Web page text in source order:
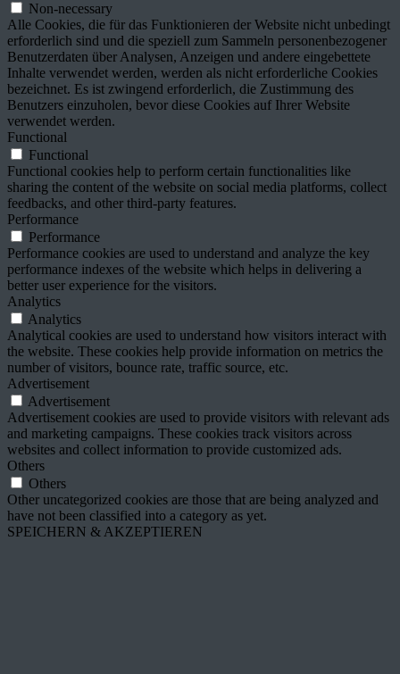
Non-necessary
Alle Cookies, die für das Funktionieren der Website nicht unbedingt
erforderlich sind und die speziell zum Sammeln personenbezogener
Benutzerdaten über Analysen, Anzeigen und andere eingebettete
Inhalte verwendet werden, werden als nicht erforderliche Cookies
bezeichnet. Es ist zwingend erforderlich, die Zustimmung des
Benutzers einzuholen, bevor diese Cookies auf Ihrer Website
verwendet werden.
Functional
Functional
Functional cookies help to perform certain functionalities like
sharing the content of the website on social media platforms, collect
feedbacks, and other third-party features.
Performance
Performance
Performance cookies are used to understand and analyze the key
performance indexes of the website which helps in delivering a
better user experience for the visitors.
Analytics
Analytics
Analytical cookies are used to understand how visitors interact with
the website. These cookies help provide information on metrics the
number of visitors, bounce rate, traffic source, etc.
Advertisement
Advertisement
Advertisement cookies are used to provide visitors with relevant ads
and marketing campaigns. These cookies track visitors across
websites and collect information to provide customized ads.
Others
Others
Other uncategorized cookies are those that are being analyzed and
have not been classified into a category as yet.
SPEICHERN & AKZEPTIEREN